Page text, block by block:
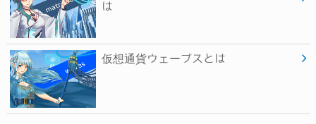
は
仮想通貨ウェーブスとは